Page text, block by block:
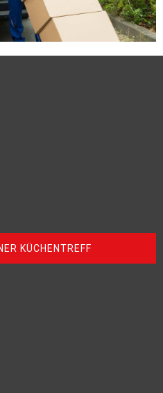
KÜCHENTREFF